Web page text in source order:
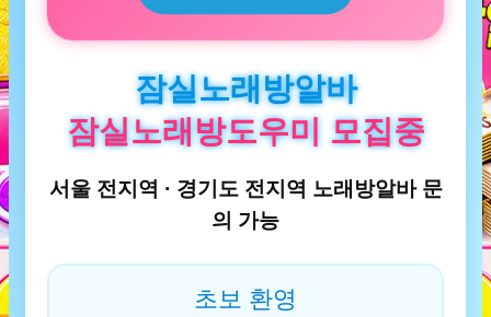
잠실노래방알바
잠실노래방도우미 모집중
서울 전지역 · 경기도 전지역 노래방알바 문
의 가능
초보 환영